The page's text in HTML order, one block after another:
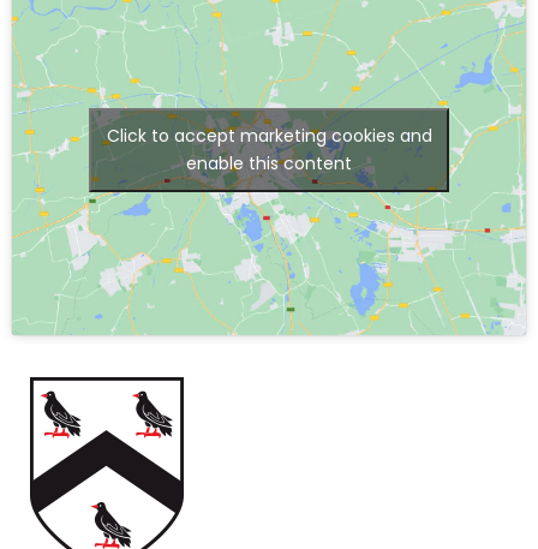
Click to accept marketing cookies and
enable this content